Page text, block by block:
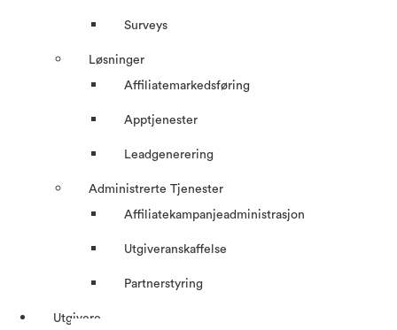
Surveys
Løsninger
Affiliatemarkedsføring
Apptjenester
Leadgenerering
Administrerte Tjenester
Affiliatekampanjeadministrasjon
Utgiveranskaffelse
Partnerstyring
Utgivere